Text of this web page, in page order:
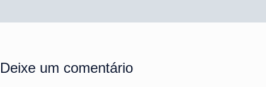
Deixe um comentário